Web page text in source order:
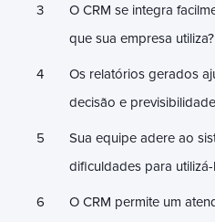
O CRM se integra
que sua empresa utiliza?
Os relatórios gerados
decisão e
Sua equipe adere ao
dificuldades para utilizá-
O CRM permite um